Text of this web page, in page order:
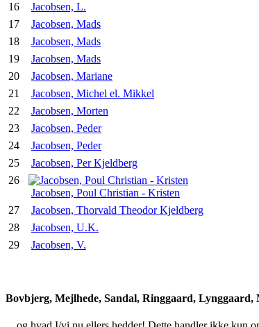
16
Jacobsen, L.
17
Jacobsen, Mads
18
Jacobsen, Mads
19
Jacobsen, Mads
20
Jacobsen, Mariane
21
Jacobsen, Michel el. Mikkel
22
Jacobsen, Morten
23
Jacobsen, Peder
24
Jacobsen, Peder
25
Jacobsen, Per Kjeldberg
26
Jacobsen, Poul Christian - Kristen
27 Jacobsen, Thorvald Theodor Kjeldberg
28
Jacobsen, U.K.
29
Jacobsen, V.
Bovbjerg, Mejlhede, Sandal, Ringgaard, Lynggaard,